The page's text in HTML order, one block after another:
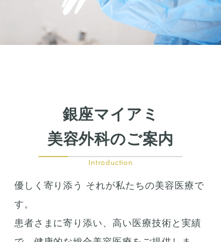
銀座マイアミ
美容外科のご案内
Introduction
優しく寄り添う それが私たちの美容医療で
す。
患者さまに寄り添い、高い医療技術と実績